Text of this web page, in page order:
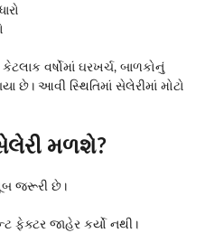
વર્ષોમાં ઘરખર્ચ, બાળકોનું
છે। આવી સ્થિતિમાં સેલેરીમાં મોટો
મળશે?
જરૂરી છે।
ફેક્ટર જાહેર કર્યો નથી।